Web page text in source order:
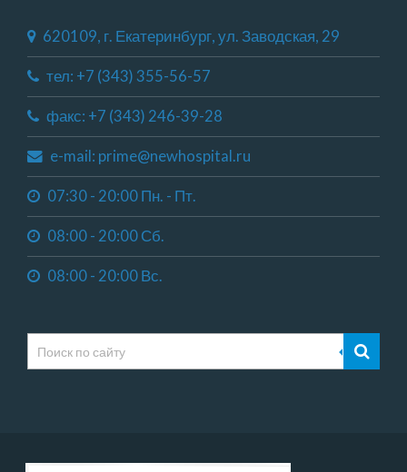
620109, г. Екатеринбург, ул. Заводская, 29
тел: +7 (343) 355-56-57
факс: +7 (343) 246-39-28
e-mail: prime@newhospital.ru
07:30 - 20:00 Пн. - Пт.
08:00 - 20:00 Сб.
08:00 - 20:00 Вс.